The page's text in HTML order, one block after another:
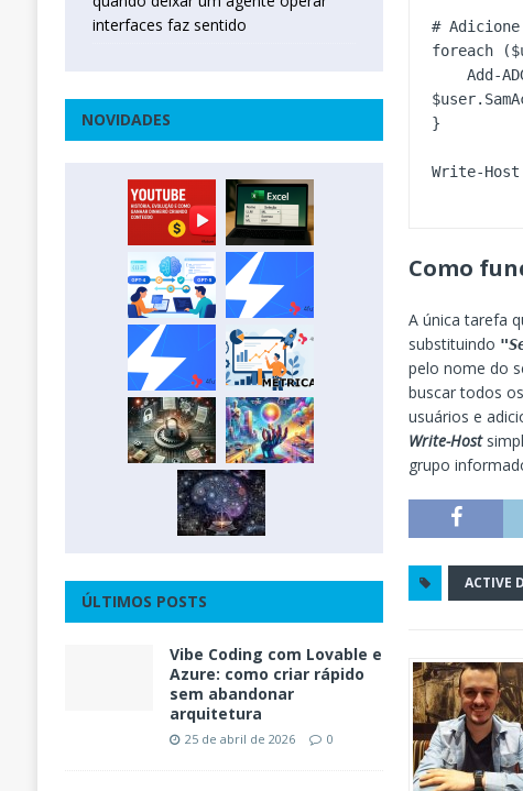
#
foreach
    Add-ADGroupMember -Identity $groupName -Members
}
Como
A única tarefa
substituindo
pelo nome do
buscar todos
usuários e
Write-Host
grupo
ACTIVE
interfaces faz sentido
NOVIDADES
ÚLTIMOS POSTS
Vibe Coding com Lovable e
Azure: como criar rápido
sem abandonar
arquitetura
25 de abril de 2026 0